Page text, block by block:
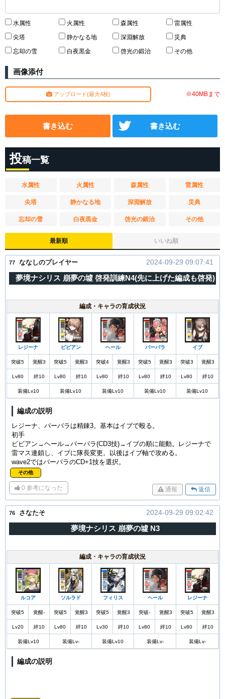
水属性 火属性 森属性
雷属性
尖塔
静かなる地 深淵解放
災典
忘却の雪
白夜黒金 啓光の鍛治 その他
画像添付
アップロード(最大4枚) ※40MBまで
書き込む 書き込む
投稿一覧
水属性 火属性 森属性 雷属性
尖塔 静かなる地 深淵解放 災典
忘却の雪 白夜黒金 啓光の鍛治 その他
最新順 いいね順
77 ななしのプレイヤー 2024-09-29 09:07:41
夢境ナシリス 崩夢の墟 啓発訓練N4(先に上げた編成も啓発)
編成・キャラの育成状況
レジーナ ビビアン ヘール バーバラ イブ
突破5 覚醒3 突破5 覚醒3 突破4 覚醒3 突破5 覚醒3 突破3 覚醒3
Lv80 絆10 Lv80 絆10 Lv80 絆10 Lv80 絆10 Lv80 絆10
装備Lv10 装備Lv10 装備Lv10 装備Lv10 装備Lv10
編成の説明
レジーナ、バーバラは精錬3。基本はイブで殴る。
初手
ビビアン→ヘール→バーバラ(CD3技)→イブの順に能動。レジーナで
雷マス連鎖し、イブに隊長変更。以後はイブ軸で攻める。
wave2ではバーバラのCD+1技を選択。
その他
0 参考になった 返信
通報
76 さなたそ 2024-09-29 09:02:42
夢境ナシリス 崩夢の墟 N3
編成・キャラの育成状況
ルコア ソルラド フィリス ヘール レジーナ
突破5 覚醒- 突破5 覚醒3 突破5 覚醒3 突破- 覚醒3 突破5 覚醒3
Lv20 絆10 Lv80 絆10 Lv30 絆10 Lv80 絆10 Lv80 絆10
装備Lv10 装備Lv- 装備Lv10 装備Lv- 装備Lv-
編成の説明